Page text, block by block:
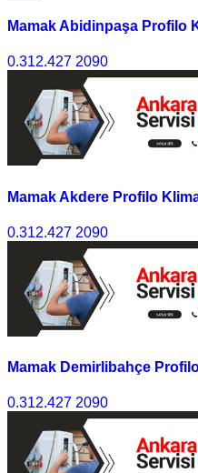
Mamak Abidinpaşa Profilo
0.312.427 2090
Mamak Akdere Profilo
0.312.427 2090
Mamak Demirlibahçe
0.312.427 2090